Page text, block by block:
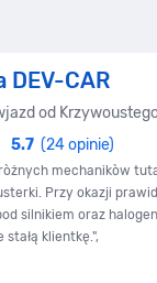
DEV-CAR
od
5.7 (24 opinie)
mechanikòw
Przy okazji
silnikiem oraz
klientkę.",